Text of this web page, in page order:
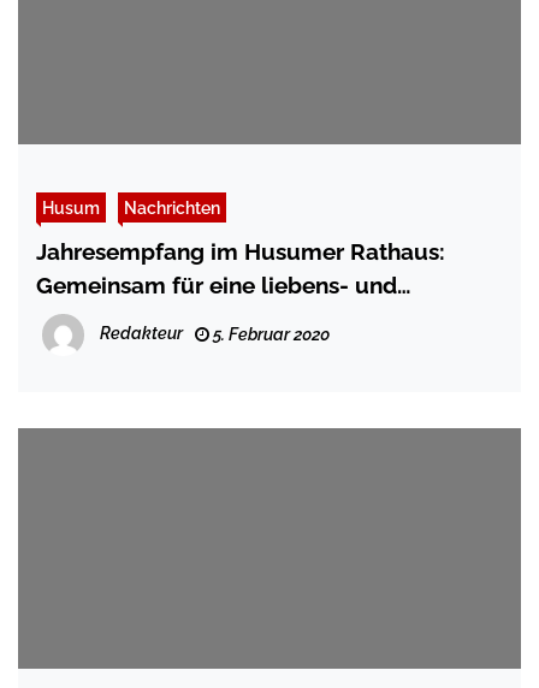
Husum Nachrichten
Jahresempfang im Husumer Rathaus:
Gemeinsam für eine liebens- und
lebenswerte Stadt
Redakteur 5. Februar 2020